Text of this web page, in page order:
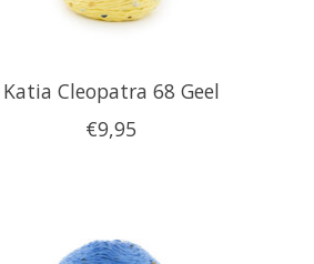
Katia Cleopatra 68 Geel
€9,95